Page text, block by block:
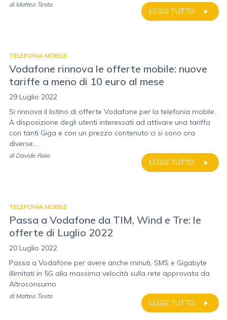
LEGGI TUTTO
di Matteo Testa
TELEFONIA MOBILE
Vodafone rinnova le offerte mobile: nuove
tariffe a meno di 10 euro al mese
29 Luglio 2022
Si rinnova il listino di offerte Vodafone per la telefonia mobile.
A disposizione degli utenti interessati ad attivare una tariffa
con tanti Giga e con un prezzo contenuto ci si sono ora
diverse...
LEGGI TUTTO
di Davide Raia
TELEFONIA MOBILE
Passa a Vodafone da TIM, Wind e Tre: le
offerte di Luglio 2022
20 Luglio 2022
Passa a Vodafone per avere anche minuti, SMS e Gigabyte
illimitati in 5G alla massima velocità sulla rete approvata da
Altroconsumo
LEGGI TUTTO
di Matteo Testa